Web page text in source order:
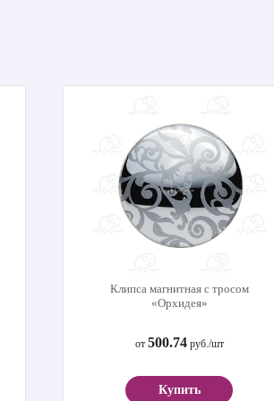
Клипса магнитная с тросом
«Орхидея»
от 500.74руб./шт
Купить